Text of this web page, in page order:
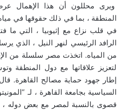
ويرى محللون أن هذا الإهمال
المنطقة ، بما في ذلك حقوقها في
في قلب نزاع مع إثيوبيا ، التي ما
الرافد الرئيسي لنهر النيل ، الذي
من المياه. اتخذت مصر سلسلة من
لتعزيز علاقاتها مع دول المنطقة
إطار جهود حماية مصالح القاهرة.
السياسية بجامعة القاهرة ، لـ
قصوى بالنسبة لمصر مع بعض دوله ،